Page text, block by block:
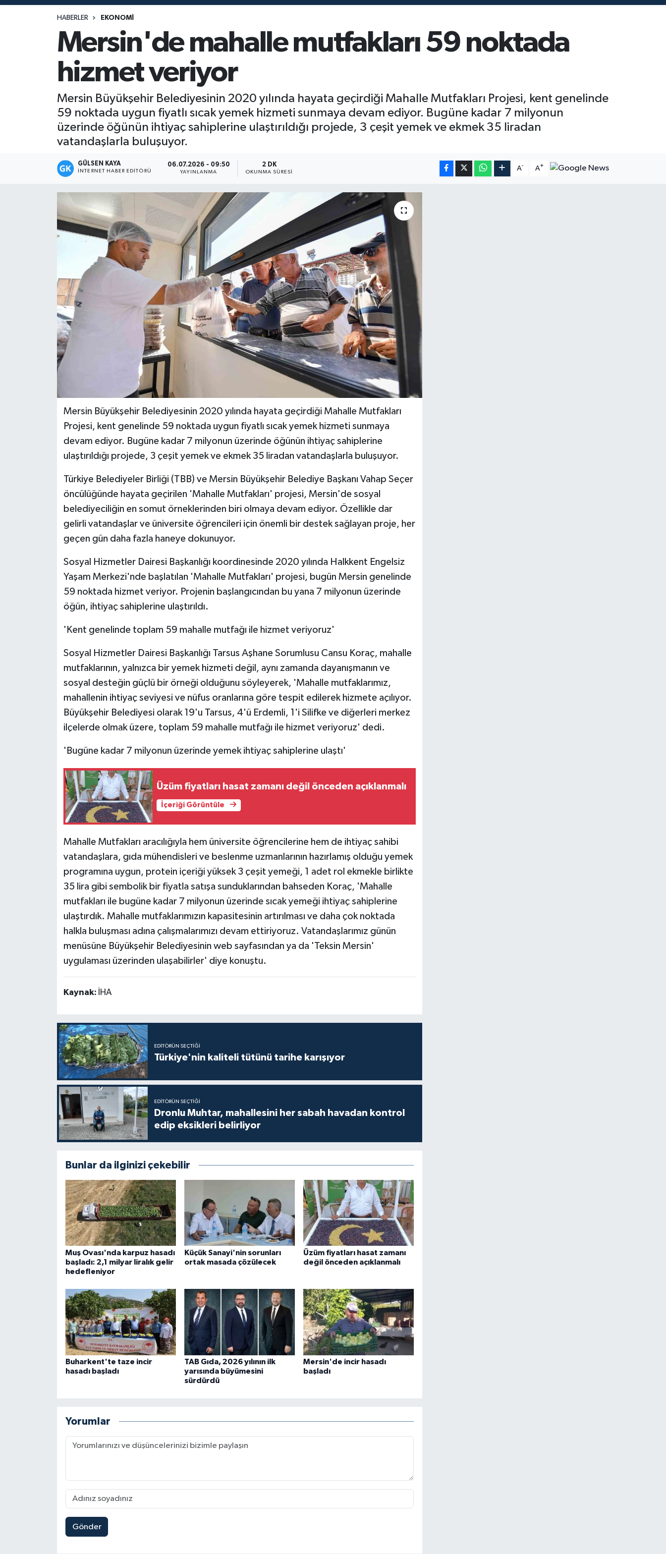
HABERLER EKONOMI
Mersin'de mahalle mutfakları 59 noktada
hizmet veriyor
Mersin Büyükşehir Belediyesinin 2020 yılında hayata geçirdiği Mahalle Mutfakları Projesi, kent genelinde
59 noktada uygun fiyatlı sıcak yemek hizmeti sunmaya devam ediyor. Bugüne kadar 7 milyonun
üzerinde öğünün ihtiyaç sahiplerine ulaştırıldığı projede, 3 çeşit yemek ve ekmek 35 liradan
vatandaşlarla buluşuyor.
GÜLSEN KAYA
İNTERNET HABER EDITÖRÜ
06.07.2026 - 09:50
YAYINLANMA
2 DK
OKUNMA SÜRESI
A- A+
Mersin Büyükşehir Belediyesinin 2020 yılında hayata geçirdiği Mahalle Mutfakları
Projesi, kent genelinde 59 noktada uygun fiyatlı sıcak yemek hizmeti sunmaya
devam ediyor. Bugüne kadar 7 milyonun üzerinde öğünün ihtiyaç sahiplerine
ulaştırıldığı projede, 3 çeşit yemek ve ekmek 35 liradan vatandaşlarla buluşuyor.
Türkiye Belediyeler Birliği (TBB) ve Mersin Büyükşehir Belediye Başkanı Vahap Seçer
öncülüğünde hayata geçirilen 'Mahalle Mutfakları' projesi, Mersin'de sosyal
belediyeciliğin en somut örneklerinden biri olmaya devam ediyor. Özellikle dar
gelirli vatandaşlar ve üniversite öğrencileri için önemli bir destek sağlayan proje, her
geçen gün daha fazla haneye dokunuyor.
Sosyal Hizmetler Dairesi Başkanlığı koordinesinde 2020 yılında Halkkent Engelsiz
Yaşam Merkezi'nde başlatılan 'Mahalle Mutfakları' projesi, bugün Mersin genelinde
59 noktada hizmet veriyor. Projenin başlangıcından bu yana 7 milyonun üzerinde
öğün, ihtiyaç sahiplerine ulaştırıldı.
'Kent genelinde toplam 59 mahalle mutfağı ile hizmet veriyoruz'
Sosyal Hizmetler Dairesi Başkanlığı Tarsus Aşhane Sorumlusu Cansu Koraç, mahalle
mutfaklarının, yalnızca bir yemek hizmeti değil, aynı zamanda dayanışmanın ve
sosyal desteğin güçlü bir örneği olduğunu söyleyerek, 'Mahalle mutfaklarımız,
mahallenin ihtiyaç seviyesi ve nüfus oranlarına göre tespit edilerek hizmete açılıyor.
Büyükşehir Belediyesi olarak 19'u Tarsus, 4'ü Erdemli, 1'i Silifke ve diğerleri merkez
ilçelerde olmak üzere, toplam 59 mahalle mutfağı ile hizmet veriyoruz' dedi.
'Bugüne kadar 7 milyonun üzerinde yemek ihtiyaç sahiplerine ulaştı'
Üzüm fiyatları hasat zamanı değil önceden açıklanmalı
İçeriği Görüntüle
Mahalle Mutfakları aracılığıyla hem üniversite öğrencilerine hem de ihtiyaç sahibi
vatandaşlara, gıda mühendisleri ve beslenme uzmanlarının hazırlamış olduğu yemek
programına uygun, protein içeriği yüksek 3 çeşit yemeği, 1 adet rol ekmekle birlikte
35 lira gibi sembolik bir fiyatla satışa sunduklarından bahseden Koraç, 'Mahalle
mutfakları ile bugüne kadar 7 milyonun üzerinde sıcak yemeği ihtiyaç sahiplerine
ulaştırdık. Mahalle mutfaklarımızın kapasitesinin artırılması ve daha çok noktada
halkla buluşması adına çalışmalarımızı devam ettiriyoruz. Vatandaşlarımız günün
menüsüne Büyükşehir Belediyesinin web sayfasından ya da 'Teksin Mersin'
uygulaması üzerinden ulaşabilirler' diye konuştu.
Kaynak: İHA
EDITÖRÜN SEÇTIĞI
Türkiye'nin kaliteli tütünü tarihe karışıyor
EDITÖRÜN SEÇTIĞI
Dronlu Muhtar, mahallesini her sabah havadan kontrol
edip eksikleri belirliyor
Bunlar da ilginizi çekebilir
Muş Ovası'nda karpuz hasadı
başladı: 2,1 milyar liralık gelir
hedefleniyor
Küçük Sanayi'nin sorunları
ortak masada çözülecek
Üzüm fiyatları hasat zamanı
değil önceden açıklanmalı
Buharkent'te taze incir
hasadı başladı
TAB Gıda, 2026 yılının ilk
yarısında büyümesini
sürdürdü
Mersin'de incir hasadı
başladı
Yorumlar
Gönder
Magazin
Mersin Tarihi
Özel Haber
Politika
Resmi İlan
Sürmanşet